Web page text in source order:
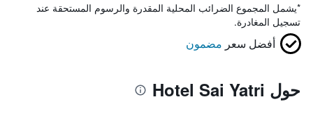
*يشمل المجموع الضرائب المحلية المقدرة والرسوم المستحقة عند
تسجيل المغادرة.
أفضل سعر مضمون
حول Hotel Sai Yatri